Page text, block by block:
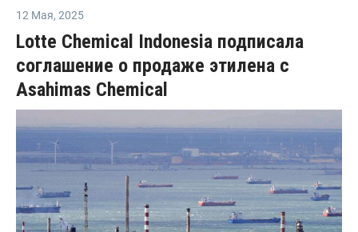
12 Мая, 2025
Lotte Chemical Indonesia подписала
соглашение о продаже этилена с
Asahimas Chemical